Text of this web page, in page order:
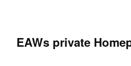
EAWs private